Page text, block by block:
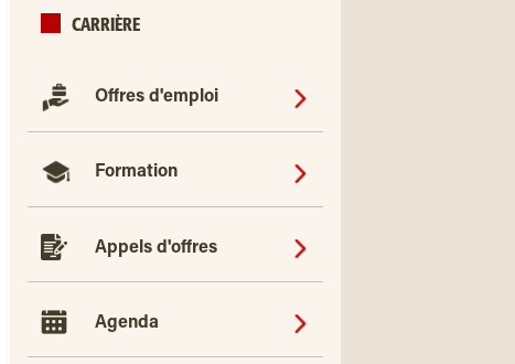
CARRIÈRE
Offres d'emploi
Formation
Appels d'offres
Agenda